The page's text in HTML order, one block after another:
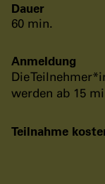
Dauer
60 min.
Anmeldung
Die
werden ab 15
Teilnahme